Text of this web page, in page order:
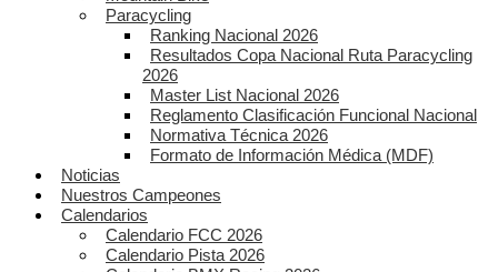
Paracycling
Ranking Nacional 2026
Resultados Copa Nacional Ruta Paracycling
2026
Master List Nacional 2026
Reglamento Clasificación Funcional Nacional
Normativa Técnica 2026
Formato de Información Médica (MDF)
Noticias
Nuestros Campeones
Calendarios
Calendario FCC 2026
Calendario Pista 2026